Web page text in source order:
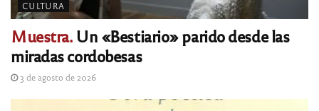
CULTURA
Muestra.Un «Bestiario» parido desde las
miradas cordobesas
3 de agosto de 2026